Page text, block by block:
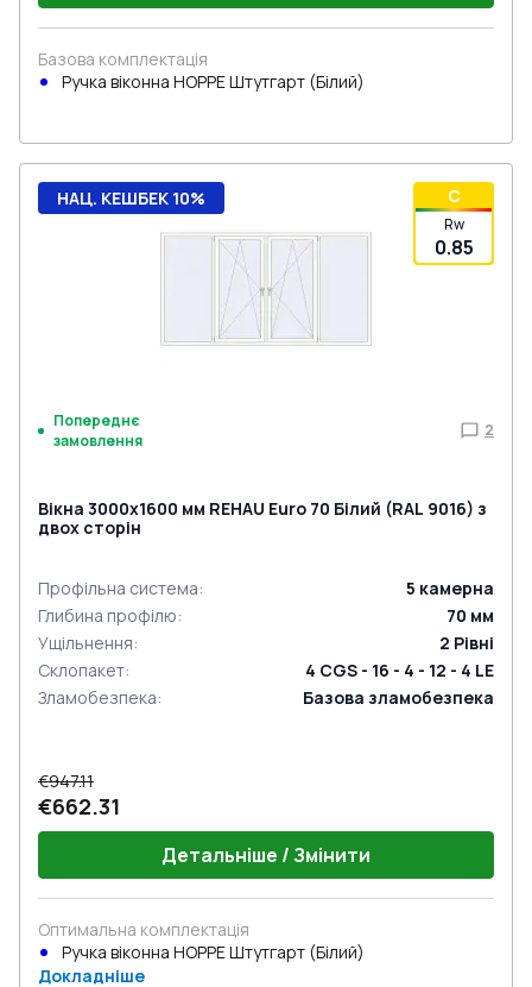
Базова комплектація
Ручка віконна HOPPE Штутгарт (Білий)
C
Rw
0.85
НАЦ. КЕШБЕК 10%
Попереднє
замовлення
2
Вікна 3000x1600 мм REHAU Euro 70 Білий (RAL 9016) з
двох сторін
Профільна система: 5 камерна
Глибина профілю: 70 мм
Ущільнення: 2 Рівні
Склопакет:
4 CGS - 16 - 4 - 12 - 4 LE
Зламобезпека: Базова зламобезпека
€947.11
€662.31
Детальніше / Змінити
Оптимальна комплектація
Ручка віконна HOPPE Штутгарт (Білий)
Докладніше